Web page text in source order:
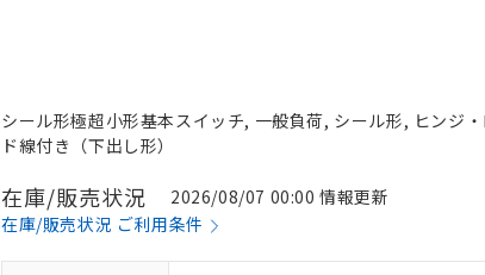
シール形極超小形基本スイッチ, 一般負荷, シール形, ヒンジ
ド線付き（下出し形）
在庫/販売状況
2026/08/07 00:00 情報更新
在庫/販売状況 ご利用条件